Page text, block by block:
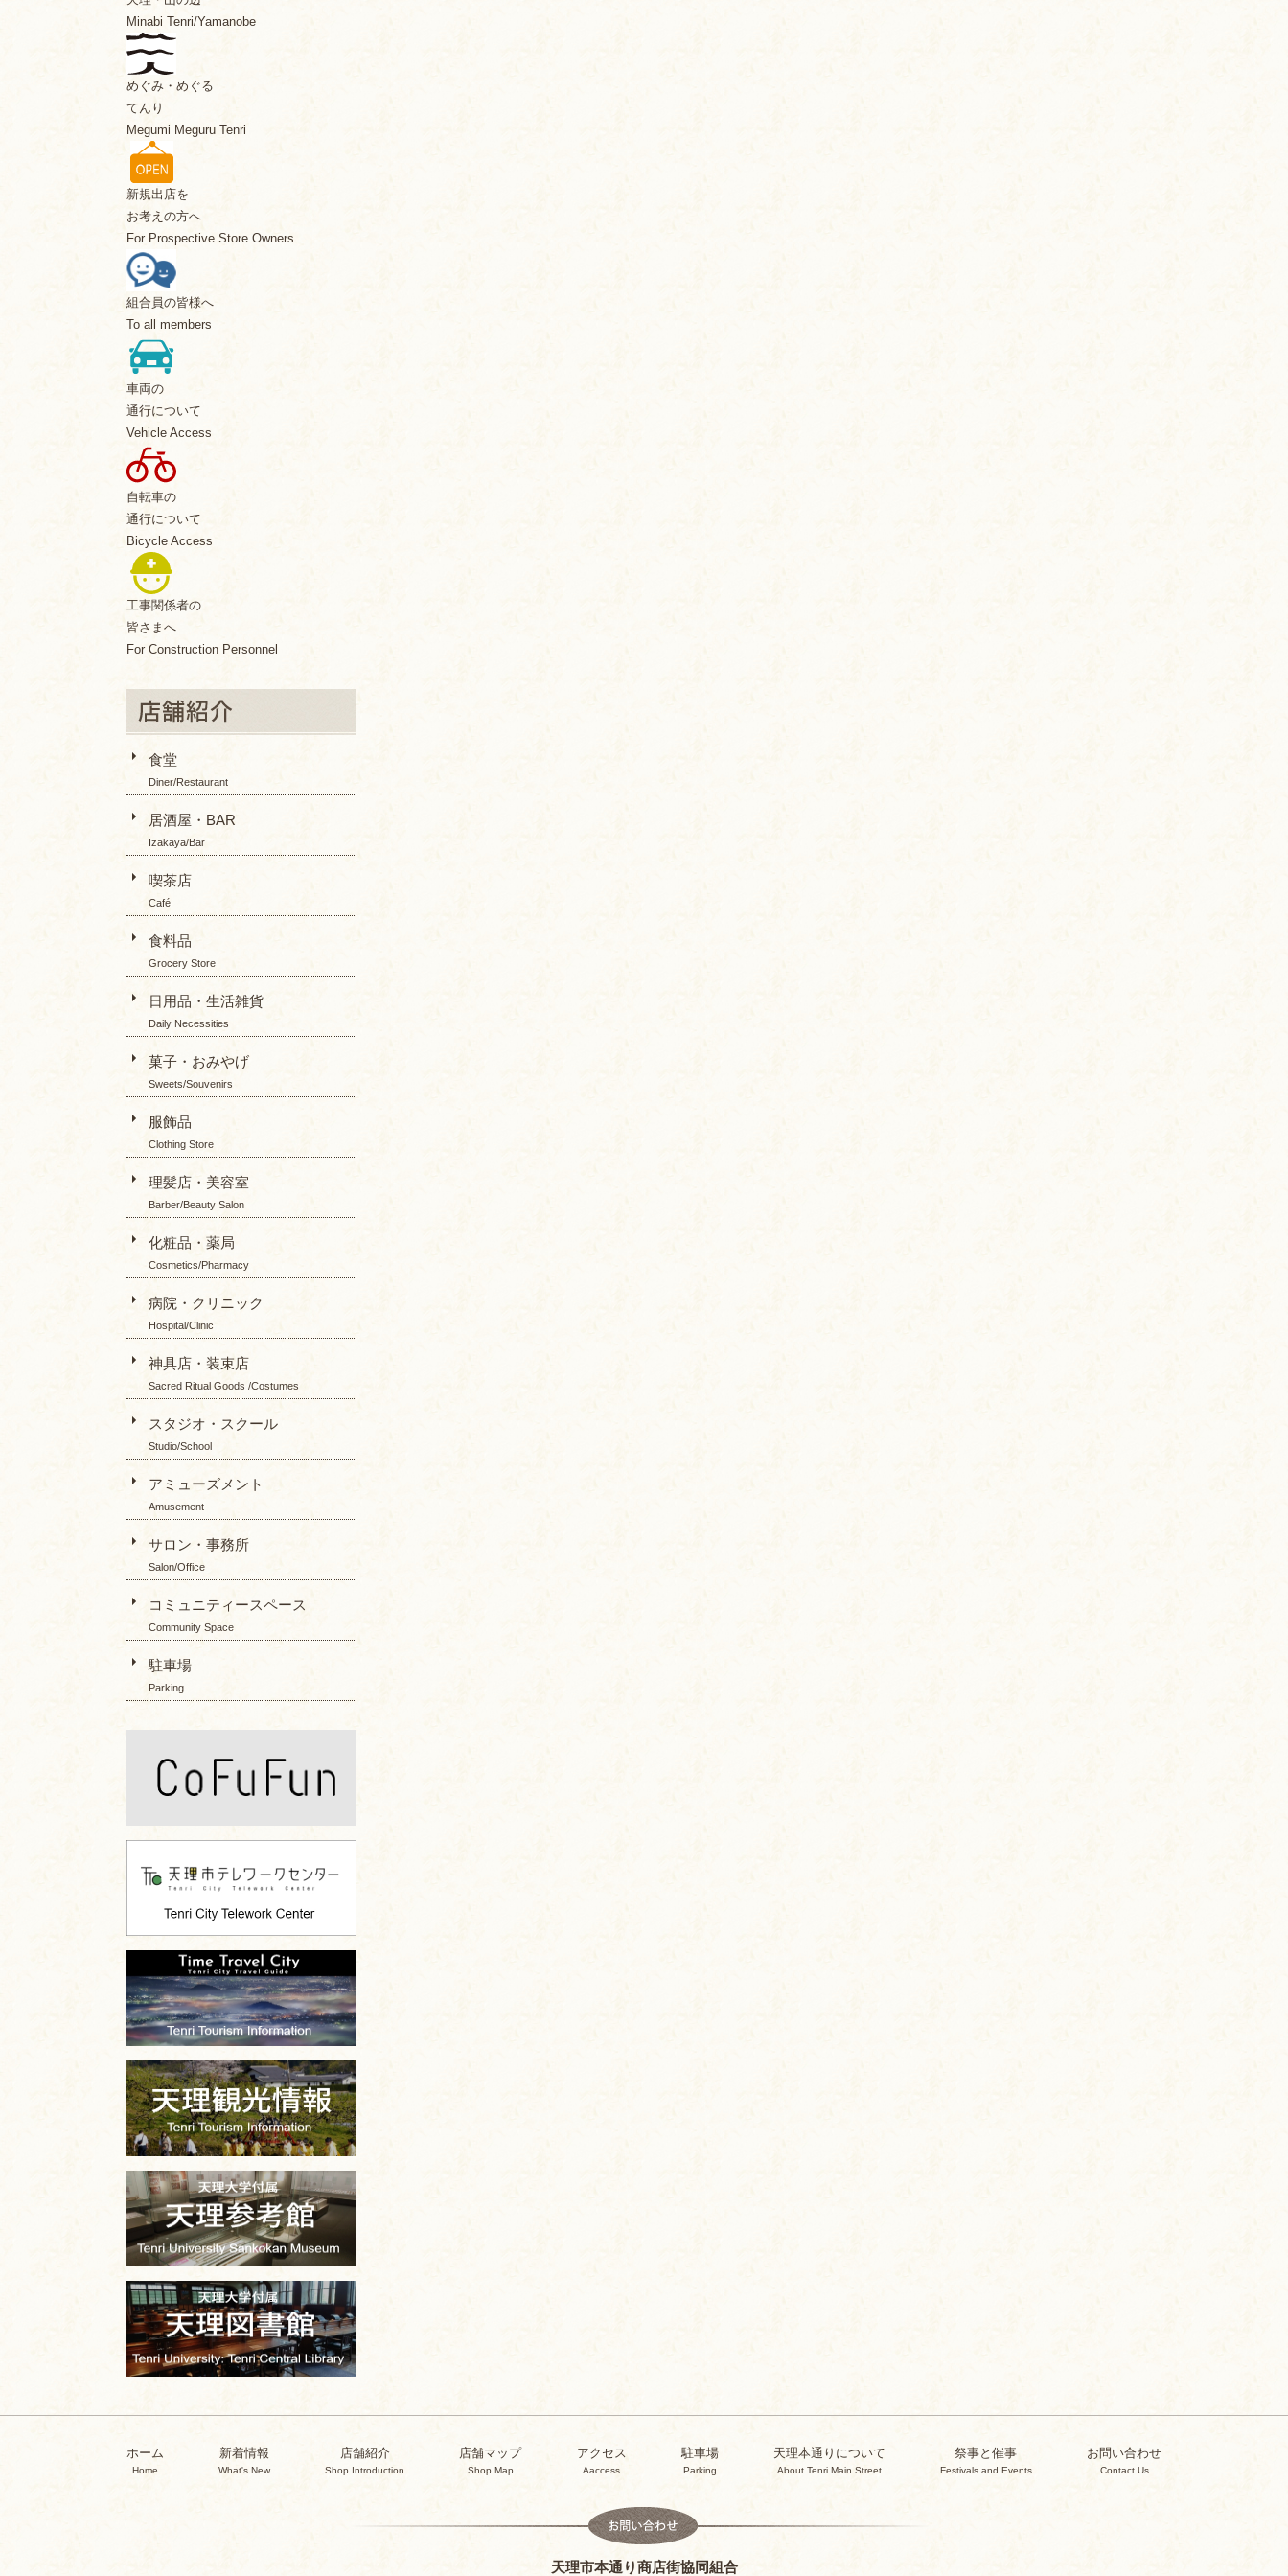
Minabi Tenri/Yamanobe
めぐみ・めぐる
てんり
Megumi Meguru Tenri
新規出店を
お考えの方へ
For Prospective Store Owners
組合員の皆様へ
To all members
車両の
通行について
Vehicle Access
自転車の
通行について
Bicycle Access
工事関係者の
皆さまへ
For Construction Personnel
食堂
Diner/Restaurant
居酒屋・BAR
Izakaya/Bar
喫茶店
Café
食料品
Grocery Store
日用品・生活雑貨
Daily Necessities
菓子・おみやげ
Sweets/Souvenirs
服飾品
Clothing Store
理髪店・美容室
Barber/Beauty Salon
化粧品・薬局
Cosmetics/Pharmacy
病院・クリニック
Hospital/Clinic
神具店・装束店
Sacred Ritual Goods /Costumes
スタジオ・スクール
Studio/School
アミューズメント
Amusement
サロン・事務所
Salon/Office
コミュニティースペース
Community Space
駐車場
Parking
ホーム
Home
新着情報
What's New
店舗紹介
Shop Introduction
店舗マップ
Shop Map
アクセス
Aaccess
駐車場
Parking
天理本通りについて
About Tenri Main Street
祭事と催事
Festivals and Events
お問い合わせ
Contact Us
天理市本通り商店街協同組合